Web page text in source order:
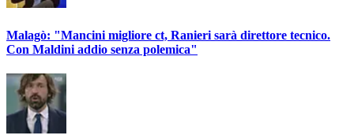
Malagò: "Mancini migliore ct, Ranieri sarà direttore tecnico.
Con Maldini addio senza polemica"